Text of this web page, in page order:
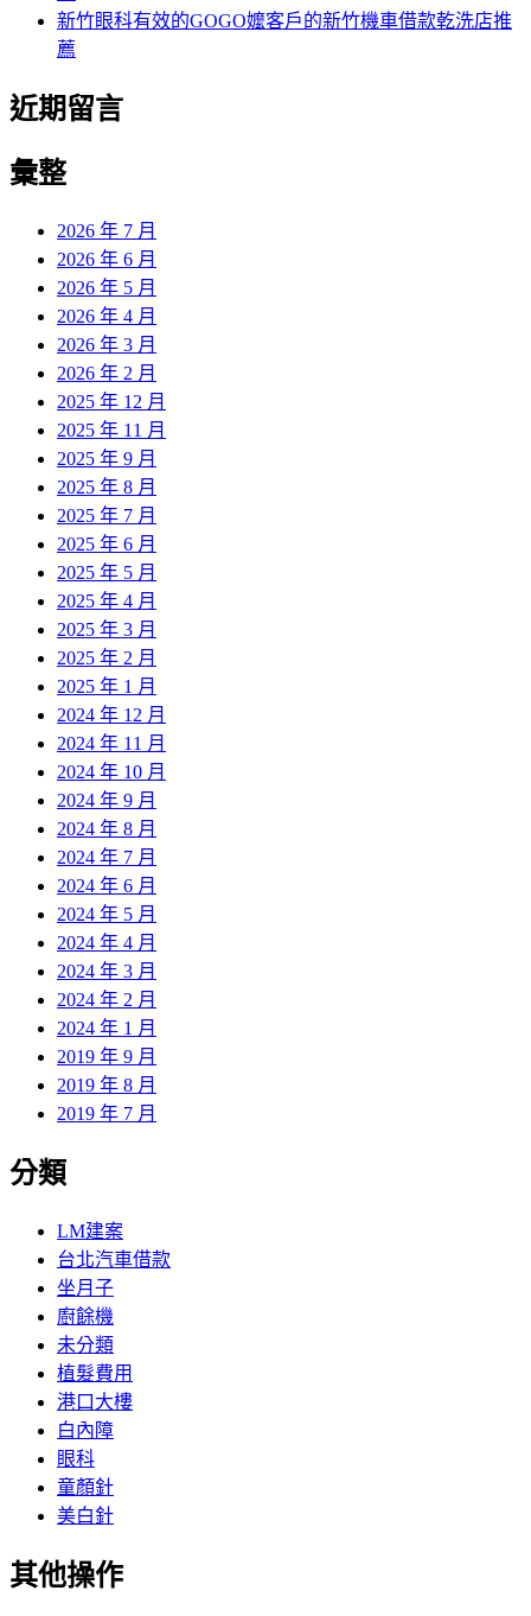
新竹眼科有效的GOGO嬤客戶的新竹機車借款乾洗店推
薦
近期留言
彙整
2026 年 7 月
2026 年 6 月
2026 年 5 月
2026 年 4 月
2026 年 3 月
2026 年 2 月
2025 年 12 月
2025 年 11 月
2025 年 9 月
2025 年 8 月
2025 年 7 月
2025 年 6 月
2025 年 5 月
2025 年 4 月
2025 年 3 月
2025 年 2 月
2025 年 1 月
2024 年 12 月
2024 年 11 月
2024 年 10 月
2024 年 9 月
2024 年 8 月
2024 年 7 月
2024 年 6 月
2024 年 5 月
2024 年 4 月
2024 年 3 月
2024 年 2 月
2024 年 1 月
2019 年 9 月
2019 年 8 月
2019 年 7 月
分類
LM建案
台北汽車借款
坐月子
廚餘機
未分類
植髮費用
港口大樓
白內障
眼科
童顏針
美白針
其他操作